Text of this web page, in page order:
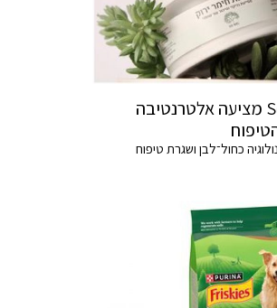
חברת Sealaria מציעה אלטרנטיבה
כחול־לבן ושגרת טיפוח